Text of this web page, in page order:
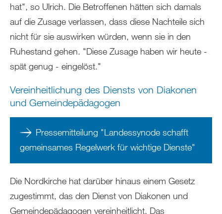
hat", so Ulrich. Die Betroffenen hätten sich damals
auf die Zusage verlassen, dass diese Nachteile sich
nicht für sie auswirken würden, wenn sie in den
Ruhestand gehen. "Diese Zusage haben wir heute -
spät genug - eingelöst."
Vereinheitlichung des Diensts von Diakonen
und Gemeindepädagogen
Pressemitteilung "Landessynode schafft
gemeinsames Regelwerk für wichtige Dienste"
Die Nordkirche hat darüber hinaus einem Gesetz
zugestimmt, das den Dienst von Diakonen und
Gemeindepädagogen vereinheitlicht. Das